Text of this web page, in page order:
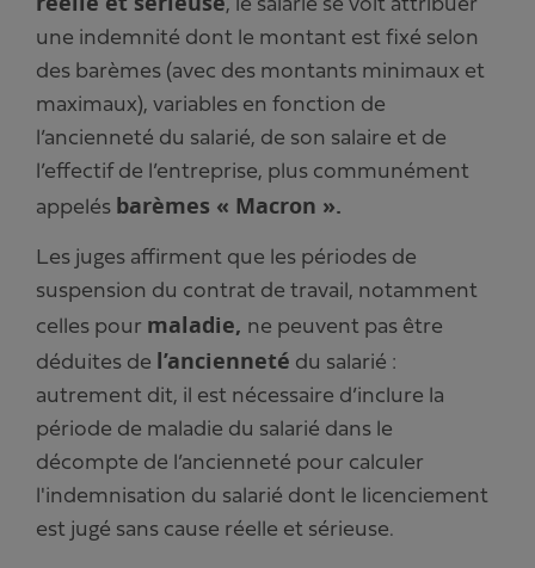
, le salarié se voit attribuer
une indemnité dont le montant est fixé selon
des barèmes (avec des montants minimaux et
maximaux), variables en fonction de
l’ancienneté du salarié, de son salaire et de
l’effectif de l’entreprise, plus communément
appelés barèmes « Macron ».
Les juges affirment que les périodes de
suspension du contrat de travail, notamment
celles pour maladie, ne peuvent pas être
déduites de l’ancienneté du salarié :
autrement dit, il est nécessaire d’inclure la
période de maladie du salarié dans le
décompte de l’ancienneté pour calculer
l'indemnisation du salarié dont le licenciement
est jugé sans cause réelle et sérieuse.